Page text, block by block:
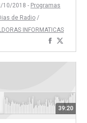
10/2018 - Programas
de Radio /
INFORMATICAS
Compartir
concon
39:20